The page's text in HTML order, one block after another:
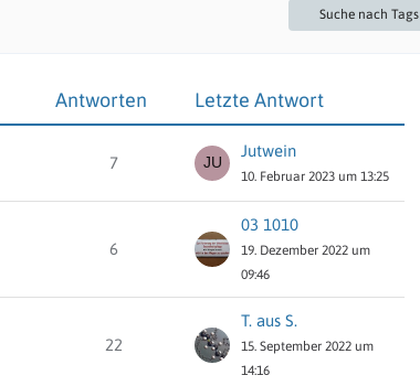
Suche nach Tags
Antworten Letzte Antwort
7
Jutwein
10. Februar 2023 um 13:25
6
03 1010
19. Dezember 2022 um
09:46
22
T. aus S.
15. September 2022 um
14:16